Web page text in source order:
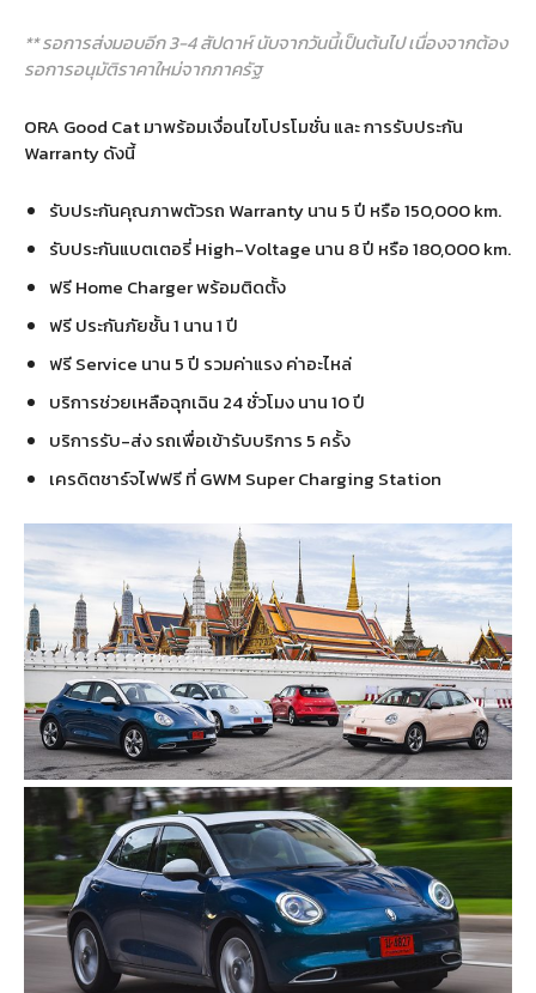
** รอการส่งมอบอีก 3-4 สัปดาห์ นับจากวันนี้เป็นต้นไป เนื่องจากต้อง
รอการอนุมัติราคาใหม่จากภาครัฐ
ORA Good Cat มาพร้อมเงื่อนไขโปรโมชั่น และ การรับประกัน
Warranty ดังนี้
รับประกันคุณภาพตัวรถ Warranty นาน 5 ปี หรือ 150,000 km.
รับประกันแบตเตอรี่ High-Voltage นาน 8 ปี หรือ 180,000 km.
ฟรี Home Charger พร้อมติดตั้ง
ฟรี ประกันภัยชั้น 1 นาน 1 ปี
ฟรี Service นาน 5 ปี รวมค่าแรง ค่าอะไหล่
บริการช่วยเหลือฉุกเฉิน 24 ชั่วโมง นาน 10 ปี
บริการรับ-ส่ง รถเพื่อเข้ารับบริการ 5 ครั้ง
เครดิตชาร์จไฟฟรี ที่ GWM Super Charging Station